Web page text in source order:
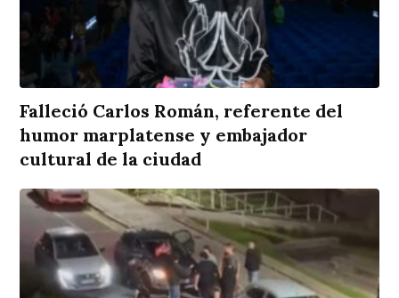
Falleció Carlos Román, referente del
humor marplatense y embajador
cultural de la ciudad